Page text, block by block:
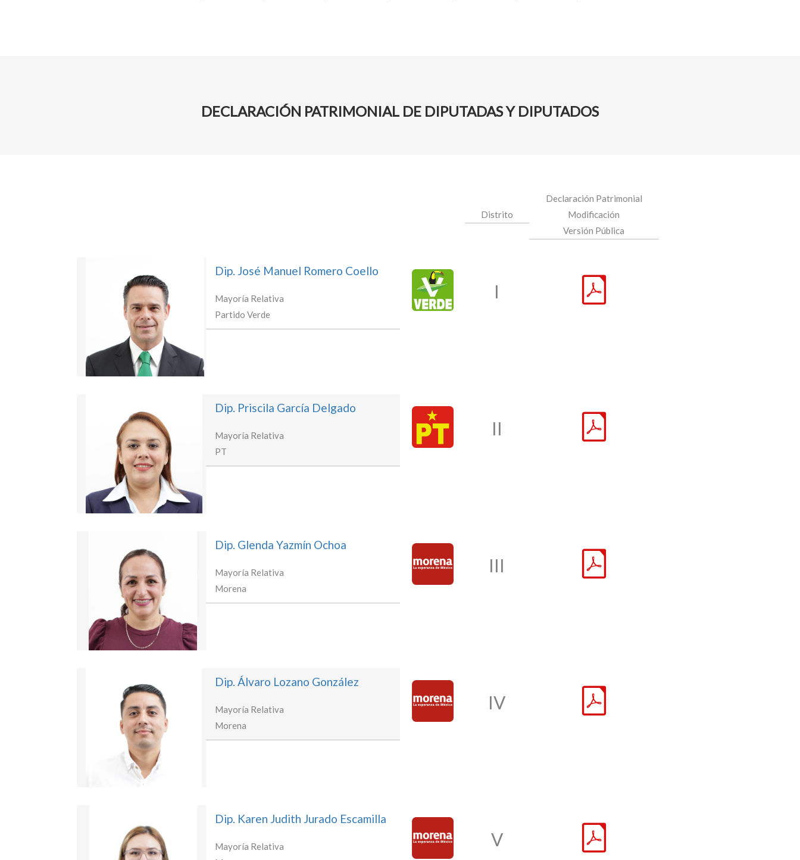
DECLARACIÓN PATRIMONIAL DE DIPUTADAS Y DIPUTADOS
Distrito
Declaración Patrimonial
Modificación
Versión Pública
Dip. José Manuel Romero Coello
Mayoría Relativa
Partido Verde
I
Dip. Priscila García Delgado
Mayoría Relativa
PT
II
Dip. Glenda Yazmín Ochoa
Mayoría Relativa
Morena
III
Dip. Álvaro Lozano González
Mayoría Relativa
Morena
IV
Dip. Karen Judith Jurado Escamilla
Mayoría Relativa
V